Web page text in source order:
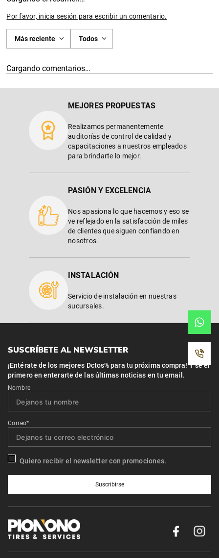
Por favor, inicia sesión para escribir un comentario.
Más reciente Todos
Cargando comentarios…
MEJORES PROPUESTAS
Realizamos permanentemente
auditorías de control de calidad y
capacitaciones a nuestros empleados
para brindarte lo mejor.
PASIÓN Y EXCELENCIA
Nos apasiona lo que hacemos y eso se
ve reflejado en la satisfacción de miles
de clientes que siguen confiando en
nosotros.
INSTALACIÓN
Servicio de instalación en nuestras
sucursales.
SUSCRÍBETE AL NEWSLETTER
¡Entérate de los mejores Dctos% para tu próxima compra! Y se el
primero en enterarte de las últimas noticias en tu email.
Nombre
Correo*
Quiero recibir el newsletter con promociones.
Suscribirse